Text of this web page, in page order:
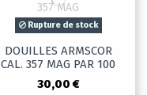
Rupture de stock
DOUILLES ARMSCOR
CAL. 357 MAG PAR 100
30,00 €